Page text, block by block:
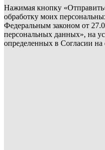
Нажимая кнопку
обработку моих
Федеральным законом от
персональных данных», на
определенных в Согласии